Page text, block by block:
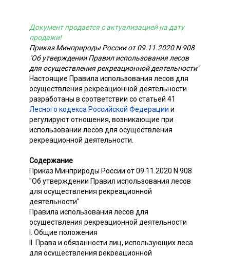
Документ продается с актуализацией на дату
продажи!
Приказ Минприроды России от 09.11.2020 N 908
"Об утверждении Правил использования лесов
для осуществления рекреационной деятельности"
Настоящие Правила использования лесов для
осуществления рекреационной деятельности
разработаны в соответствии со статьей 41
Лесного кодекса Российской Федерации и
регулируют отношения, возникающие при
использовании лесов для осуществления
рекреационной деятельности.
Содержание
Приказ Минприроды России от 09.11.2020 N 908
"Об утверждении Правил использования лесов
для осуществления рекреационной
деятельности"
Правила использования лесов для
осуществления рекреационной деятельности
I. Общие положения
II. Права и обязанности лиц, использующих леса
для осуществления рекреационной